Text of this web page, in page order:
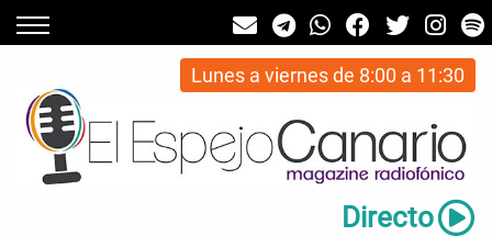
Lunes a viernes de 8:00 a 11:30
Directo